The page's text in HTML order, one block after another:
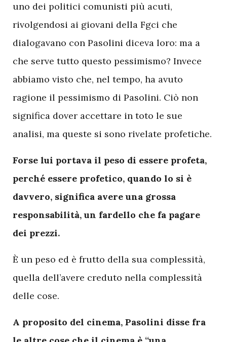
uno dei politici comunisti più acuti,
rivolgendosi ai giovani della Fgci che
dialogavano con Pasolini diceva loro: ma a
che serve tutto questo pessimismo? Invece
abbiamo visto che, nel tempo, ha avuto
ragione il pessimismo di Pasolini. Ciò non
significa dover accettare in toto le sue
analisi, ma queste si sono rivelate profetiche.
Forse lui portava il peso di essere profeta,
perché essere profetico, quando lo si è
davvero, significa avere una grossa
responsabilità, un fardello che fa pagare
dei prezzi.
È un peso ed è frutto della sua complessità,
quella dell’avere creduto nella complessità
delle cose.
A proposito del cinema, Pasolini disse fra